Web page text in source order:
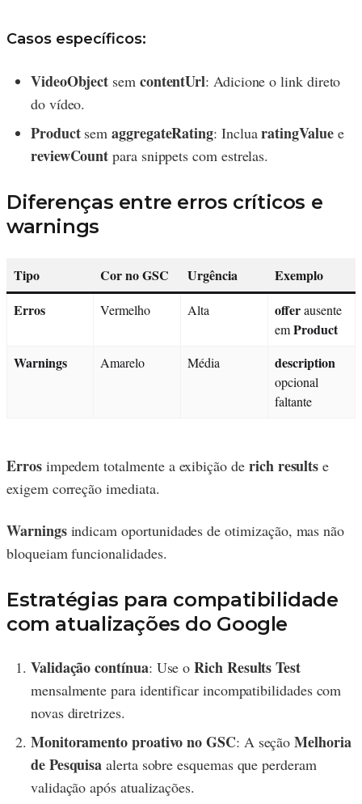
Casos específicos:
VideoObject sem contentUrl: Adicione o link direto
do vídeo.
ProductsemaggregateRating: IncluaratingValuee
reviewCount para snippets com estrelas.
Diferenças entre erros críticos e
warnings
Tipo Cor no GSC Urgência
Exemplo
Erros
Vermelho Alta offerausente
emProduct
Warnings
Amarelo Média description
opcional
faltante
Errosimpedem totalmente a exibição de rich results e
exigem correção imediata.
Warningsindicam oportunidades de otimização, mas não
bloqueiam funcionalidades.
Estratégias para compatibilidade
com atualizações do Google
Validação contínua: Use oRich Results Test
mensalmente para identificar incompatibilidades com
novas diretrizes.
Monitoramento proativo no GSC: A seçãoMelhoria
de Pesquisa alerta sobre esquemas que perderam
validação após atualizações.